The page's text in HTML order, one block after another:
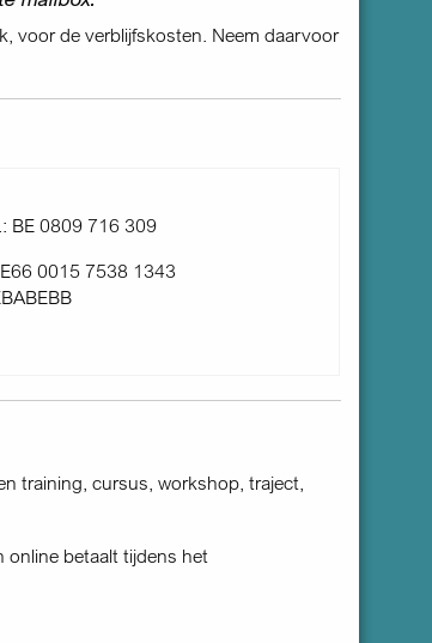
voor de verblijfskosten. Neem daarvoor
BE 0809 716 309
0015 7538 1343
training, cursus, workshop, traject,
online betaalt tijdens het